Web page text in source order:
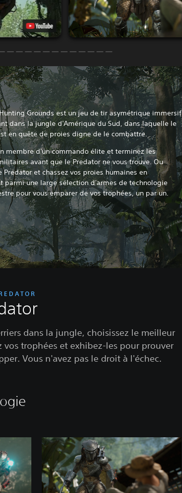
Grounds est un jeu de tir asymétrique immersif
dans la jungle d'Amérique du Sud, dans laquelle le
en quête de proies digne de le combattre.
membre d'un commando élite et terminez les
avant que le Predator ne vous trouve. Ou
Predator et chassez vos proies humaines en
parmi une large sélection d'armes de technologie
pour vous emparer de vos trophées, un par un.
dans la jungle, choisissez le meilleur
trophées et exhibez-les pour prouver
Vous n'avez pas le droit à l'échec.